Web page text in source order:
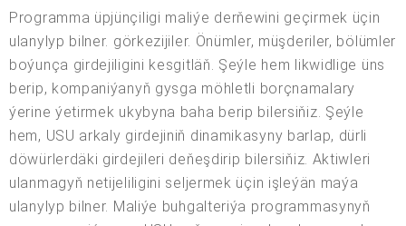
Programma üpjünçiligi maliýe derňewini geçirmek üçin
ulanylyp bilner. görkezijiler. Önümler, müşderiler, bölümler
boýunça girdejiligini kesgitläň. Şeýle hem likwidlige üns
berip, kompaniýanyň gysga möhletli borçnamalary
ýerine ýetirmek ukybyna baha berip bilersiňiz. Şeýle
hem, USU arkaly girdejiniň dinamikasyny barlap, dürli
döwürlerdäki girdejileri deňeşdirip bilersiňiz. Aktiwleri
ulanmagyň netijeliligini seljermek üçin işleýän maýa
ulanylyp bilner. Maliýe buhgalteriýa programmasynyň